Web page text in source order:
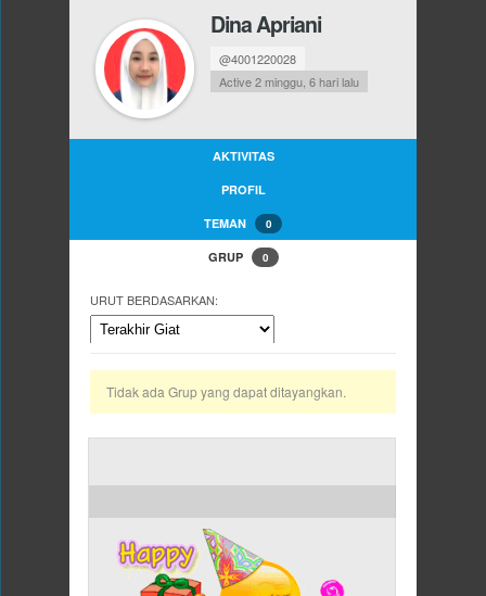
Dina Apriani
@4001220028
Active 2 minggu, 6 hari lalu
AKTIVITAS
PROFIL
TEMAN 0
GRUP 0
URUT BERDASARKAN:
Tidak ada Grup yang dapat ditayangkan.